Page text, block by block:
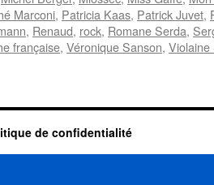
Marconi, Patricia Kaas, Patrick Juvet,
, Renaud, rock, Romane Serda,
française, Véronique Sanson, Violaine
de confidentialité